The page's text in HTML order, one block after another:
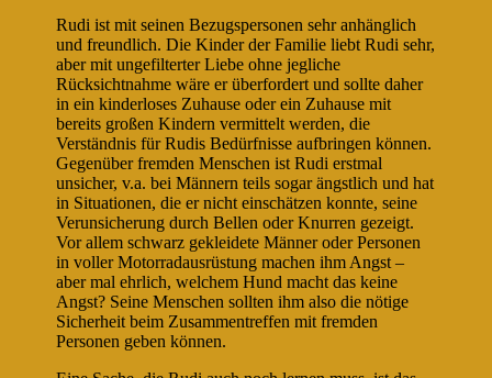
Rudi ist mit seinen Bezugspersonen sehr anhänglich
und freundlich. Die Kinder der Familie liebt Rudi sehr,
aber mit ungefilterter Liebe ohne jegliche
Rücksichtnahme wäre er überfordert und sollte daher
in ein kinderloses Zuhause oder ein Zuhause mit
bereits großen Kindern vermittelt werden, die
Verständnis für Rudis Bedürfnisse aufbringen können.
Gegenüber fremden Menschen ist Rudi erstmal
unsicher, v.a. bei Männern teils sogar ängstlich und hat
in Situationen, die er nicht einschätzen konnte, seine
Verunsicherung durch Bellen oder Knurren gezeigt.
Vor allem schwarz gekleidete Männer oder Personen
in voller Motorradausrüstung machen ihm Angst –
aber mal ehrlich, welchem Hund macht das keine
Angst? Seine Menschen sollten ihm also die nötige
Sicherheit beim Zusammentreffen mit fremden
Personen geben können.